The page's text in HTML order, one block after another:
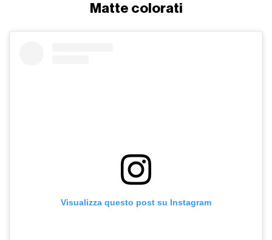
Matte colorati
Visualizza questo post su Instagram